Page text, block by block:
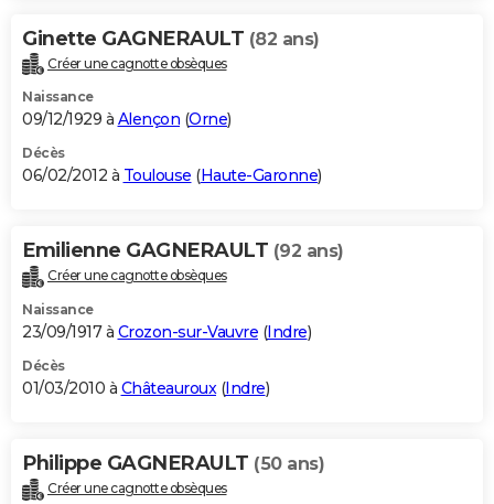
Ginette GAGNERAULT (82 ans)
Créer une cagnotte obsèques
Naissance
09/12/1929 à Alençon (Orne)
Décès
06/02/2012 à Toulouse (Haute-Garonne)
Emilienne GAGNERAULT (92 ans)
Créer une cagnotte obsèques
Naissance
23/09/1917 à Crozon-sur-Vauvre (Indre)
Décès
01/03/2010 à Châteauroux(Indre)
Philippe GAGNERAULT (50 ans)
Créer une cagnotte obsèques